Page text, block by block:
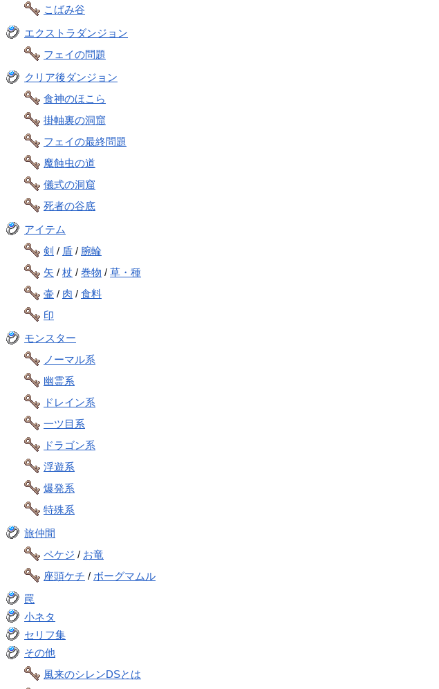
こばみ谷
エクストラダンジョン
フェイの問題
クリア後ダンジョン
食神のほこら
掛軸裏の洞窟
フェイの最終問題
魔蝕虫の道
儀式の洞窟
死者の谷底
アイテム
剣 / 盾 / 腕輪
矢 /杖 /巻物 /草・種
壷 / 肉 /食料
印
モンスター
ノーマル系
幽霊系
ドレイン系
一ツ目系
ドラゴン系
浮遊系
爆発系
特殊系
旅仲間
ペケジ / お竜
座頭ケチ / ボーグマムル
罠
小ネタ
セリフ集
その他
風来のシレンDSとは